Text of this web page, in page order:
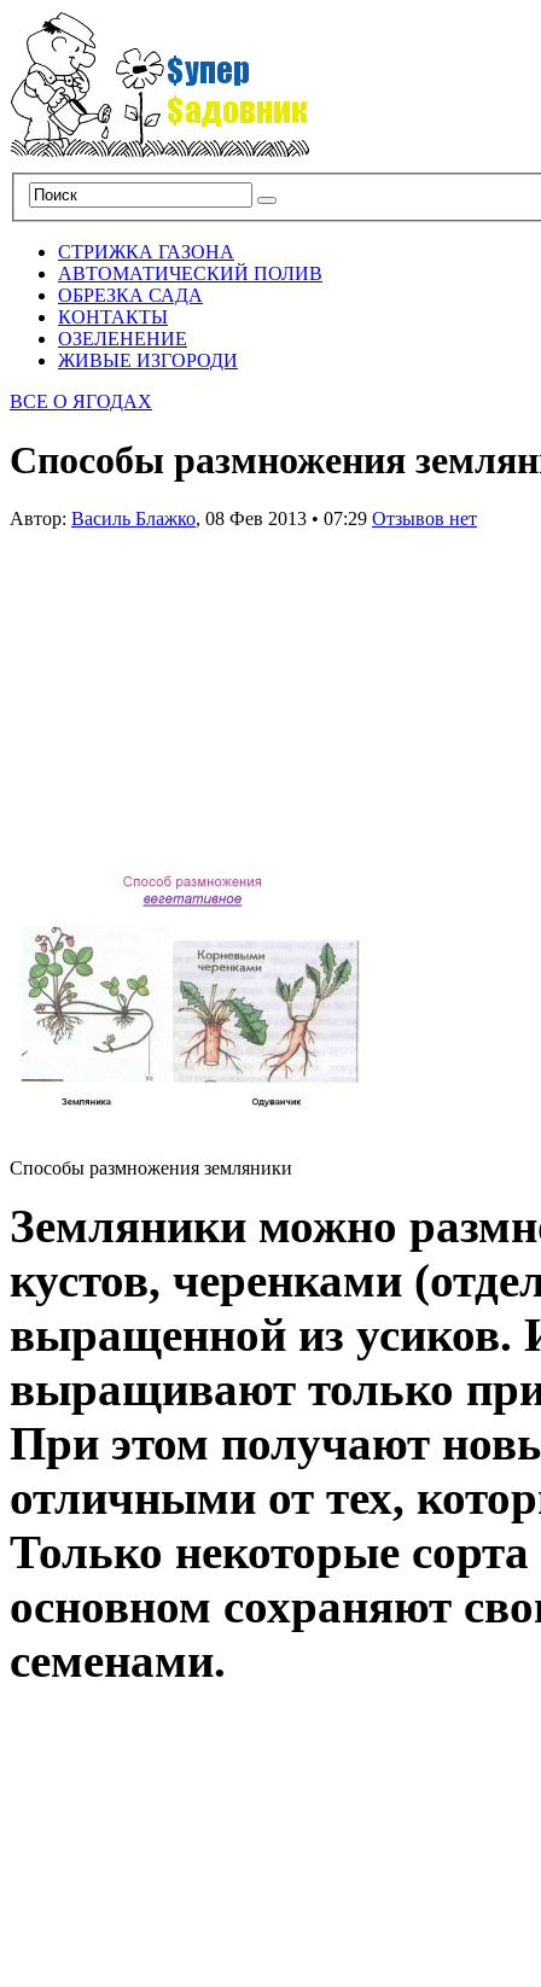
СТРИЖКА ГАЗОНА
АВТОМАТИЧЕСКИЙ ПОЛИВ
ОБРЕЗКА САДА
КОНТАКТЫ
ОЗЕЛЕНЕНИЕ
ЖИВЫЕ ИЗГОРОДИ
ВСЕ О ЯГОДАХ
Способы размножения
Автор: Василь Блажко, 08 Фев 2013 • 07:29 Отзывов нет
Способы размножения земляники
Земляники можно
кустов, черенками
выращенной из усиков.
выращивают только
При этом получают
отличными от тех,
Только некоторые
основном сохраняют
семенами.